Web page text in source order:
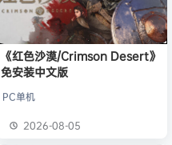
《红色沙漠/Crimson Desert》
免安装中文版
PC单机
2026-08-05